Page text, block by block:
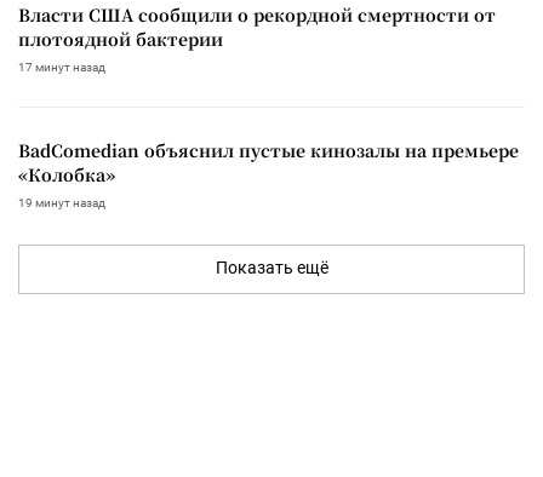
Власти США сообщили о рекордной смертности от
плотоядной бактерии
17 минут назад
BadComedian объяснил пустые кинозалы на премьере
«Колобка»
19 минут назад
Показать ещё